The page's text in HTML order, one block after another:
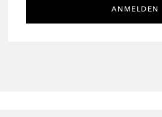
ANMELDEN